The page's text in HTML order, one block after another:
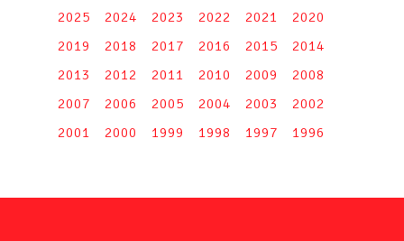
2025 2024 2023 2022 2021
2020
2019
2018 2017 2016 2015
2014
2013
2012 2011 2010 2009
2008
2007
2006 2005 2004 2003
2002
2001
2000 1999 1998 1997 1996